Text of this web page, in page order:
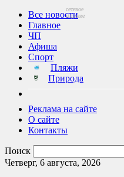
Все новости
Главное
ЧП
Афиша
Спорт
Пляжи
Природа
Реклама на сайте
О сайте
Контакты
Поиск
Четверг, 6 августа, 2026
сетевое
издание